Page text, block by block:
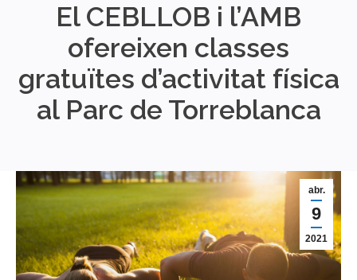
El CEBLLOB i l’AMB
ofereixen classes
gratuïtes d’activitat física
al Parc de Torreblanca
abr.
9
2021